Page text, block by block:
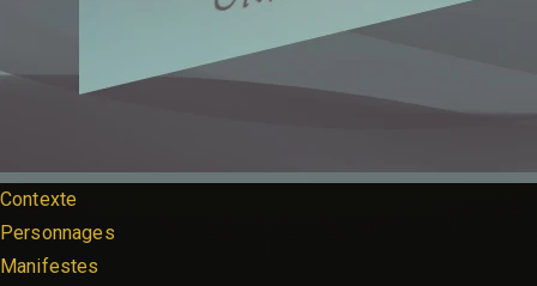
Contexte
Personnages
Manifestes